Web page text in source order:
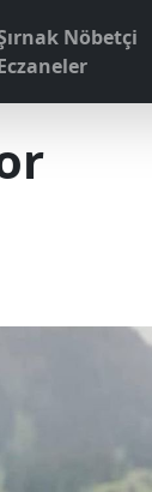
Nöbetçi